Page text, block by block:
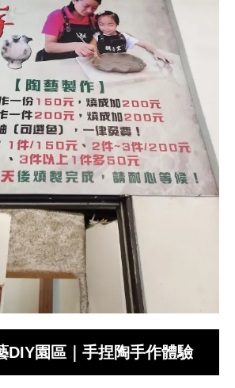
DIY園區｜手捏陶手作體驗